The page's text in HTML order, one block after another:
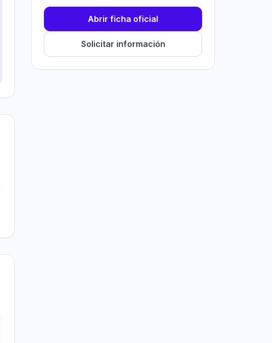
Abrir ficha oficial
Solicitar información